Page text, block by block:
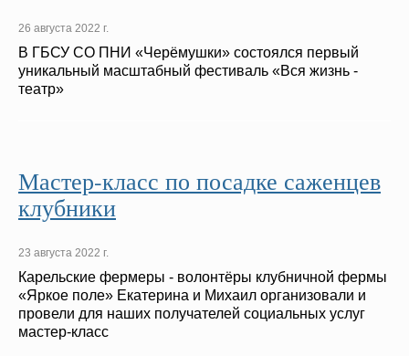
26 августа 2022 г.
В ГБСУ СО ПНИ «Черёмушки» состоялся первый
уникальный масштабный фестиваль «Вся жизнь -
театр»
Мастер-класс по посадке саженцев
клубники
23 августа 2022 г.
Карельские фермеры - волонтёры клубничной фермы
«Яркое поле» Екатерина и Михаил организовали и
провели для наших получателей социальных услуг
мастер-класс